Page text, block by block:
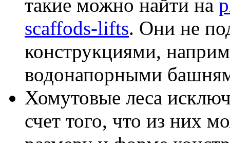
такие можно найти на
scaffods-lifts. Они не
конструкциями,
водонапорными
Хомутовые леса
счет того, что из них